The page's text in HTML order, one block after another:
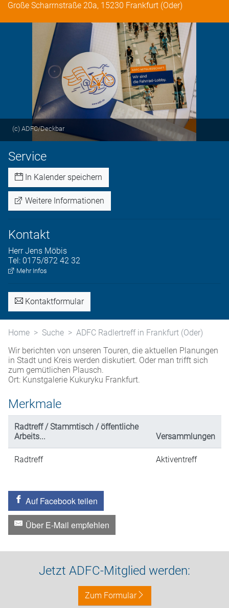
Große Scharrnstraße 20a, 15230 Frankfurt (Oder)
(c) ADFC/Deckbar
Service
In Kalender speichern
Weitere Informationen
Kontakt
Herr Jens Möbis
Tel: 0175/872 42 32
Mehr Infos
Kontaktformular
Home Suche
ADFC Radlertreff in Frankfurt (Oder)
Wir berichten von unseren Touren, die aktuellen Planungen
in Stadt und Kreis werden diskutiert. Oder man trifft sich
zum gemütlichen Plausch.
Ort: Kunstgalerie Kukuryku Frankfurt.
Merkmale
Radtreff / Stammtisch / öffentliche
Arbeits...
Versammlungen
Radtreff Aktiventreff
Auf Facebook teilen
Über E-Mail empfehlen
Jetzt ADFC-Mitglied werden:
Zum Formular